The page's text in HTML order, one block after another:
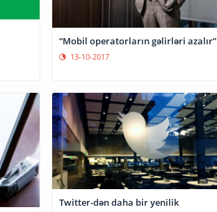
“Mobil operatorların gəlirləri azalır”
13-10-2017
Twitter-dən daha bir yenilik